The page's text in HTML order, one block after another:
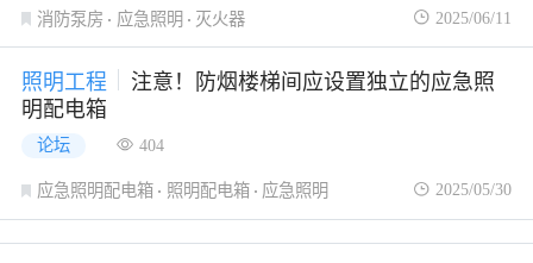
消防泵房 应急照明 灭火器 2025/06/11
照明工程
注意！防烟楼梯间应设置独立的应急照
明配电箱
论坛 404
应急照明配电箱 照明配电箱 应急照明 2025/05/30